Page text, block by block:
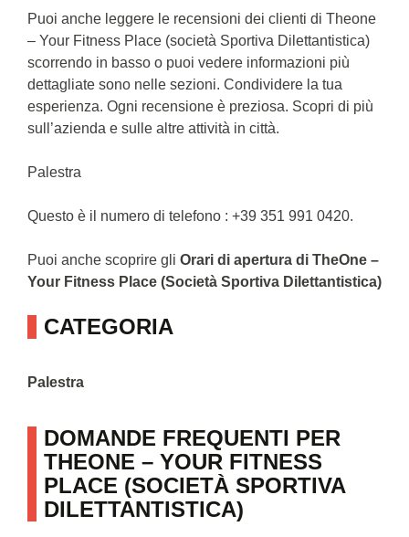
Puoi anche leggere le recensioni dei clienti di Theone
– Your Fitness Place (società Sportiva Dilettantistica)
scorrendo in basso o puoi vedere informazioni più
dettagliate sono nelle sezioni. Condividere la tua
esperienza. Ogni recensione è preziosa. Scopri di più
sull’azienda e sulle altre attività in città.
Palestra
Questo è il numero di telefono : +39 351 991 0420.
Puoi anche scoprire gli Orari di apertura di TheOne –
Your Fitness Place (Società Sportiva Dilettantistica)
CATEGORIA
Palestra
DOMANDE FREQUENTI PER
THEONE – YOUR FITNESS
PLACE (SOCIETÀ SPORTIVA
DILETTANTISTICA)